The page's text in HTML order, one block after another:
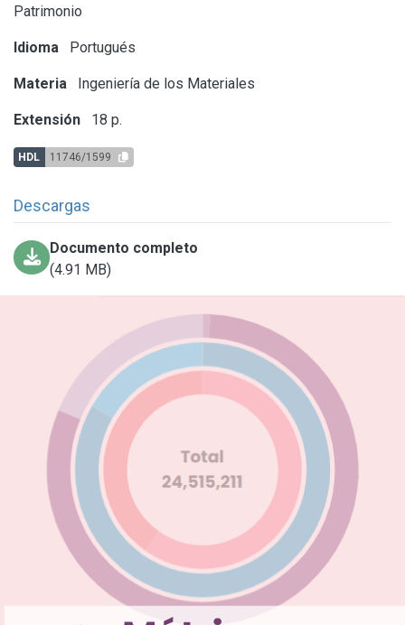
Patrimonio
Idioma Portugués
Materia Ingeniería de los Materiales
Extensión 18 p.
HDL 11746/1599
Descargas
Documento completo
(4.91 MB)